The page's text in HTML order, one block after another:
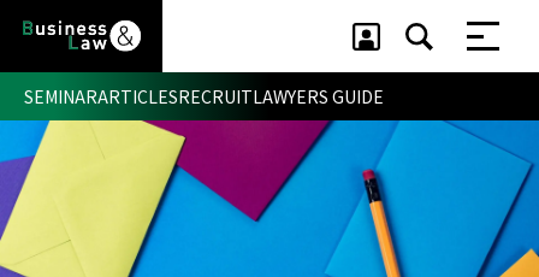
セミナー ・ 記事
セミナー
SEMINARARTICLESRECRUITLAWYERS GUIDE